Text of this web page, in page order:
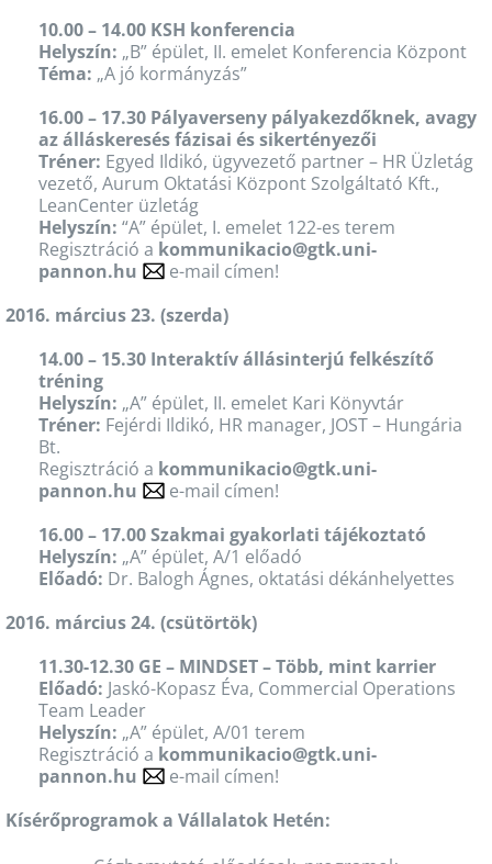
10.00 – 14.00 KSH konferencia
Helyszín: „B” épület, II. emelet Konferencia Központ
Téma: „A jó kormányzás”
16.00 – 17.30 Pályaverseny pályakezdőknek, avagy
az álláskeresés fázisai és sikertényezői
Tréner: Egyed Ildikó, ügyvezető partner – HR Üzletág
vezető, Aurum Oktatási Központ Szolgáltató Kft.,
LeanCenter üzletág
Helyszín: “A” épület, I. emelet 122-es terem
Regisztráció a kommunikacio@gtk.uni-
pannon.hu
e-mail címen!
2016. március 23. (szerda)
14.00 – 15.30 Interaktív állásinterjú felkészítő
tréning
Helyszín: „A” épület, II. emelet Kari Könyvtár
Tréner: Fejérdi Ildikó, HR manager, JOST – Hungária
Bt.
Regisztráció a kommunikacio@gtk.uni-
pannon.hu
e-mail címen!
16.00 – 17.00 Szakmai gyakorlati tájékoztató
Helyszín: „A” épület, A/1 előadó
Előadó: Dr. Balogh Ágnes, oktatási dékánhelyettes
2016. március 24. (csütörtök)
11.30-12.30 GE – MINDSET – Több, mint karrier
Előadó: Jaskó-Kopasz Éva, Commercial Operations
Team Leader
Helyszín: „A” épület, A/01 terem
Regisztráció a kommunikacio@gtk.uni-
pannon.hu
e-mail címen!
Kísérőprogramok a Vállalatok Hetén: